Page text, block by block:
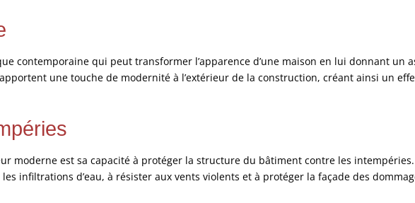
contemporaine qui peut transformer l’apparence d’une maison en lui donnant un
une touche de modernité à l’extérieur de la construction, créant ainsi un
moderne est sa capacité à protéger la structure du bâtiment contre les
infiltrations d’eau, à résister aux vents violents et à protéger la façade des